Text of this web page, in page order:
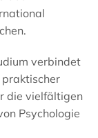
verbindet
die vielfältigen
Psychologie